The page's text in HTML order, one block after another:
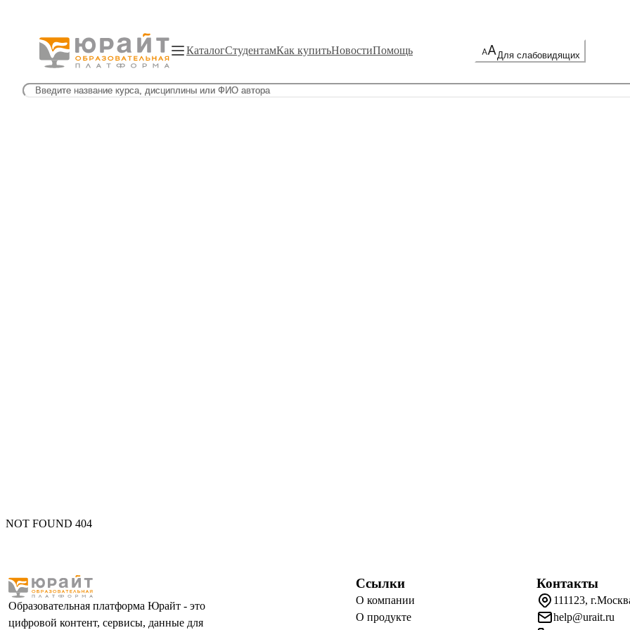
КаталогСтудентамКак купитьНовостиПомощь Для слабовидящих
NOT FOUND 404
Образовательная платформа Юрайт - это
цифровой контент, сервисы, данные для
Ссылки
О компании
О продукте
Контакты
111123,
help@urait.ru